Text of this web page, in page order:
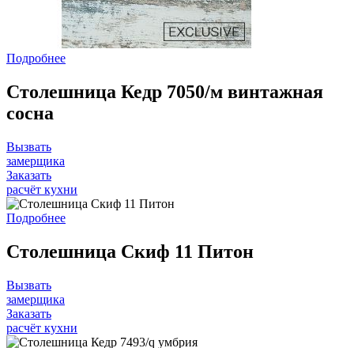
Подробнее
Столешница Кедр 7050/м винтажная
сосна
Вызвать
замерщика
Заказать
расчёт кухни
Подробнее
Столешница Скиф 11 Питон
Вызвать
замерщика
Заказать
расчёт кухни